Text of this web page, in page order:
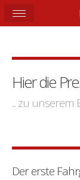
Hier die
... zu unserem
Der erste